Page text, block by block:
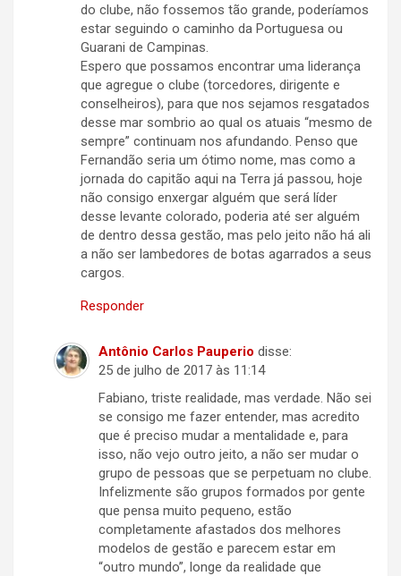
do clube, não fossemos tão grande, poderíamos
estar seguindo o caminho da Portuguesa ou
Guarani de Campinas.
Espero que possamos encontrar uma liderança
que agregue o clube (torcedores, dirigente e
conselheiros), para que nos sejamos resgatados
desse mar sombrio ao qual os atuais “mesmo de
sempre” continuam nos afundando. Penso que
Fernandão seria um ótimo nome, mas como a
jornada do capitão aqui na Terra já passou, hoje
não consigo enxergar alguém que será líder
desse levante colorado, poderia até ser alguém
de dentro dessa gestão, mas pelo jeito não há ali
a não ser lambedores de botas agarrados a seus
cargos.
Responder
Antônio Carlos Pauperio disse:
25 de julho de 2017 às 11:14
Fabiano, triste realidade, mas verdade. Não sei
se consigo me fazer entender, mas acredito
que é preciso mudar a mentalidade e, para
isso, não vejo outro jeito, a não ser mudar o
grupo de pessoas que se perpetuam no clube.
Infelizmente são grupos formados por gente
que pensa muito pequeno, estão
completamente afastados dos melhores
modelos de gestão e parecem estar em
“outro mundo”, longe da realidade que